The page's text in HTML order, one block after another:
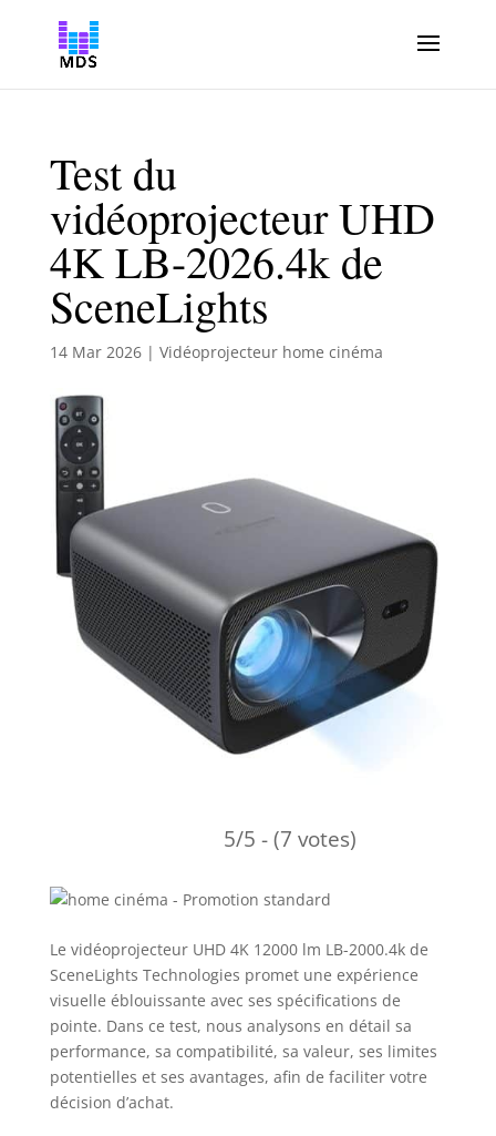
Test du
vidéoprojecteur UHD
4K LB-2026.4k de
SceneLights
14 Mar 2026| Vidéoprojecteur home cinéma
5/5 - (7 votes)
Le vidéoprojecteur UHD 4K 12000 lm LB-2000.4k de
SceneLights Technologies promet une expérience
visuelle éblouissante avec ses spécifications de
pointe. Dans ce test, nous analysons en détail sa
performance, sa compatibilité, sa valeur, ses limites
potentielles et ses avantages, afin de faciliter votre
décision d’achat.